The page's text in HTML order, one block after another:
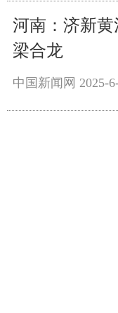
河南：济新
梁合龙
中国新闻网 2025-